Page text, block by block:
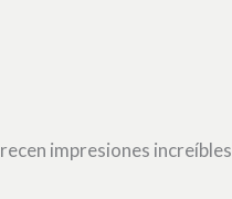
impresiones